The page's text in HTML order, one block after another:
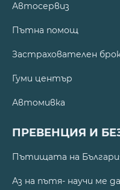
Автосервиз
Пътна помощ
Застрахователен
Гуми център
Автомивка
ПРЕВЕНЦИЯ И
Пътищата на
Аз на пътя- научи ме